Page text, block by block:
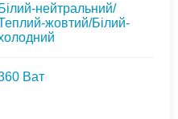
Білий-нейтральний/
жовтий/Білий-
Ват